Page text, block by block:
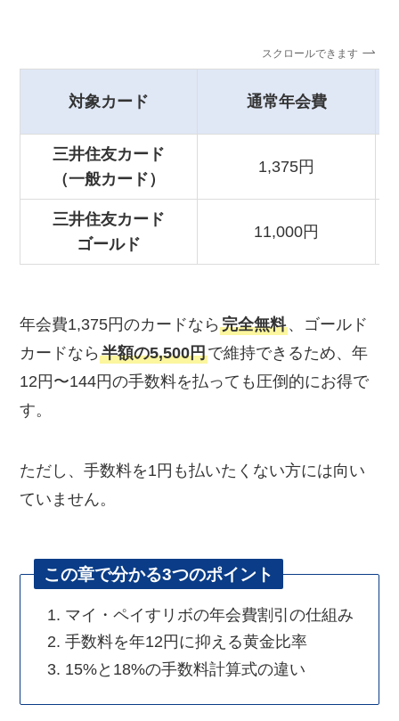
スクロールできます
対象カード 通常年会費
三井住友カード
（一般カード）
1,375円
三井住友カード
ゴールド
11,000円
年会費1,375円のカードなら完全無料、ゴールド
カードなら半額の5,500円で維持できるため、年
12円〜144円の手数料を払っても圧倒的にお得で
す。
ただし、手数料を1円も払いたくない方には向い
ていません。
この章で分かる3つのポイント
マイ・ペイすリボの年会費割引の仕組み
手数料を年12円に抑える黄金比率
15%と18%の手数料計算式の違い